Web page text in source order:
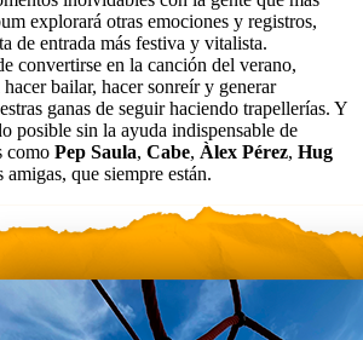
explorará otras emociones y registros,
de entrada más festiva y vitalista.
convertirse en la canción del verano,
bailar, hacer sonreír y generar
ganas de seguir haciendo trapellerías. Y
posible sin la ayuda indispensable de
como Pep Saula, Cabe, Àlex Pérez, Hug
que siempre están.